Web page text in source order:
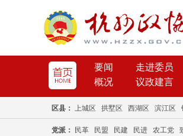
要闻 走进委员
概况
议政建言
区县： 上城区 拱墅区 西湖区 滨江区
党派： 民革 民盟 民建 民进 农工党